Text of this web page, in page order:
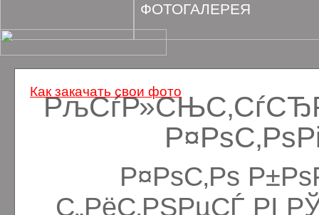
Р¤РѕС‚Рѕ
С„РёС‚РЅРµСЃ РІ
ФОТОГАЛЕРЕЯ
Как закачать свои фото